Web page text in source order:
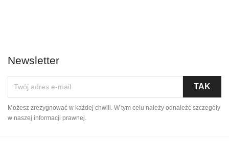
Newsletter
Możesz zrezygnować w każdej chwili. W tym celu należy odnaleźć szczegóły
w naszej informacji prawnej.